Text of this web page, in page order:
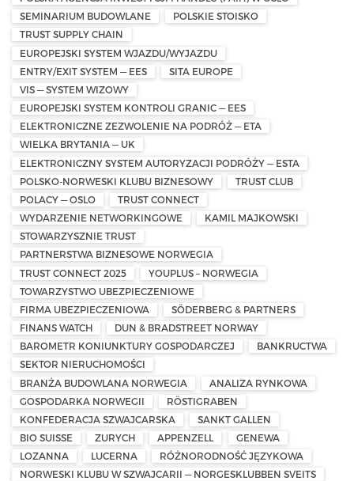
SEMINARIUM BUDOWLANE
POLSKIE STOISKO
TRUST SUPPLY CHAIN
EUROPEJSKI SYSTEM WJAZDU/WYJAZDU
ENTRY/EXIT SYSTEM — EES
SITA EUROPE
VIS — SYSTEM WIZOWY
EUROPEJSKI SYSTEM KONTROLI GRANIC — EES
ELEKTRONICZNE ZEZWOLENIE NA PODRÓŻ — ETA
WIELKA BRYTANIA — UK
ELEKTRONICZNY SYSTEM AUTORYZACJI PODRÓŻY — ESTA
POLSKO-NORWESKI KLUBU BIZNESOWY
TRUST CLUB
POLACY — OSLO
TRUST CONNECT
WYDARZENIE NETWORKINGOWE
KAMIL MAJKOWSKI
STOWARZYSZNIE TRUST
PARTNERSTWA BIZNESOWE NORWEGIA
TRUST CONNECT 2025
YOUPLUS – NORWEGIA
TOWARZYSTWO UBEZPIECZENIOWE
FIRMA UBEZPIECZENIOWA
SÖDERBERG & PARTNERS
FINANS WATCH
DUN & BRADSTREET NORWAY
BAROMETR KONIUNKTURY GOSPODARCZEJ
BANKRUCTWA
SEKTOR NIERUCHOMOŚCI
BRANŻA BUDOWLANA NORWEGIA
ANALIZA RYNKOWA
GOSPODARKA NORWEGII
RÖSTIGRABEN
KONFEDERACJA SZWAJCARSKA
SANKT GALLEN
BIO SUISSE
ZURYCH APPENZELL
GENEWA
LOZANNA
LUCERNA
RÓŻNORODNOŚĆ JĘZYKOWA
NORWESKI KLUBU W SZWAJCARII — NORGESKLUBBEN SVEITS